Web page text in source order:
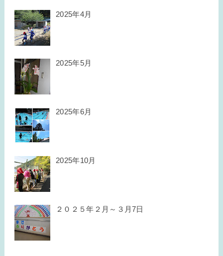
2025年4月
2025年5月
2025年6月
2025年10月
２０２５年２月～３月7日